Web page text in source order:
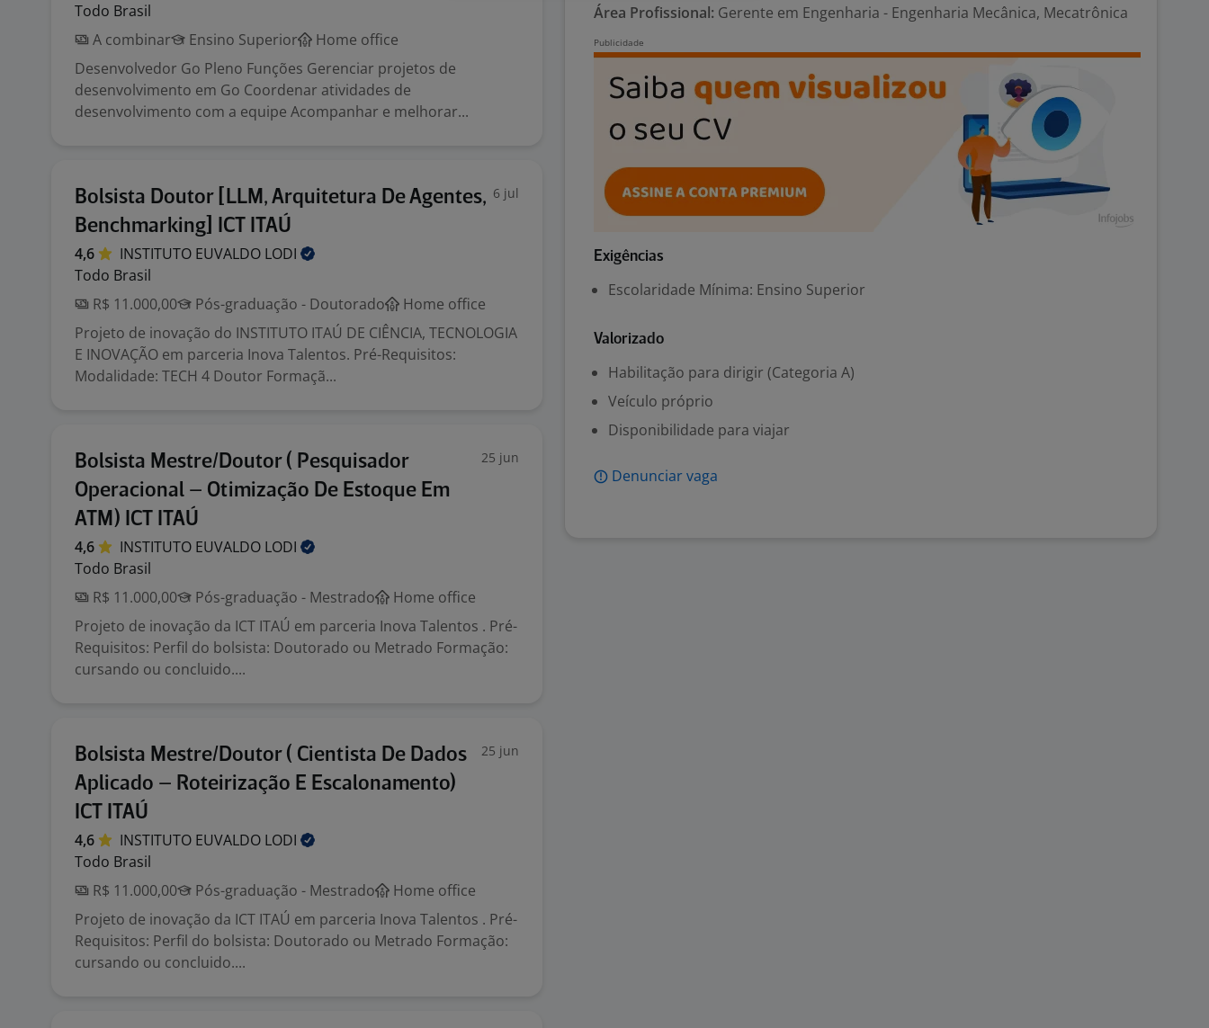
Todo Brasil
A combinar
Ensino Superior
Home office
Desenvolvedor Go Pleno Funções Gerenciar projetos de
desenvolvimento em Go Coordenar atividades de
desenvolvimento com a equipe Acompanhar e melhorar...
Bolsista Doutor [LLM, Arquitetura De Agentes,
Benchmarking] ICT ITAÚ
6 jul
4,6 INSTITUTO EUVALDO LODI
Todo Brasil
R$ 11.000,00
Pós-graduação - Doutorado
Home office
Projeto de inovação do INSTITUTO ITAÚ DE CIÊNCIA, TECNOLOGIA
E INOVAÇÃO em parceria Inova Talentos. Pré-Requisitos:
Modalidade: TECH 4 Doutor Formaçã...
Bolsista Mestre/Doutor ( Pesquisador
Operacional – Otimização De Estoque Em
ATM) ICT ITAÚ
25 jun
4,6 INSTITUTO EUVALDO LODI
Todo Brasil
R$ 11.000,00
Pós-graduação - Mestrado
Home office
Projeto de inovação da ICT ITAÚ em parceria Inova Talentos . Pré-
Requisitos: Perfil do bolsista: Doutorado ou Metrado Formação:
cursando ou concluido....
Bolsista Mestre/Doutor ( Cientista De Dados
Aplicado – Roteirização E Escalonamento)
ICT ITAÚ
25 jun
4,6 INSTITUTO EUVALDO LODI
Todo Brasil
R$ 11.000,00
Pós-graduação - Mestrado
Home office
Projeto de inovação da ICT ITAÚ em parceria Inova Talentos . Pré-
Requisitos: Perfil do bolsista: Doutorado ou Metrado Formação:
cursando ou concluido....
Área Profissional: Gerente em Engenharia - Engenharia Mecânica, Mecatrônica
Exigências
Escolaridade Mínima: Ensino Superior
Valorizado
Habilitação para dirigir (Categoria A)
Veículo próprio
Disponibilidade para viajar
Denunciar vaga